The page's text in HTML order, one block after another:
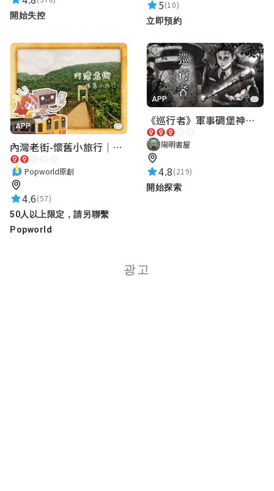
2026-05-29 15:31:37 ★★★★★
人上人
開始失控
5(10)
立即預約
APP
內灣老街-懷舊小旅行｜新竹老街城市解謎
Popworld原創
4.6(57)
50人以上限定，請另聯繫
Popworld
APP
《巡行者》軍事碉堡神秘探索｜陽明書屋實境遊戲
陽明書屋
4.8(219)
開始探索
광고